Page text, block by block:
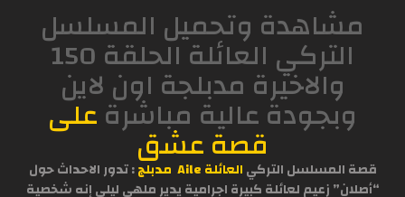
مشاهدة وتحميل المسلسل
التركي العائلة الحلقة 150
والاخيرة مدبلجة اون لاين
وبجودة عالية مباشرةعلى
قصة عشققصة المسلسل التركيالعائلة Aile مدبلج: تدور الاحداث حول
“أصلان” زعيم لعائلة كبيرة اجرامية يدير ملهى ليلي إنه شخصية